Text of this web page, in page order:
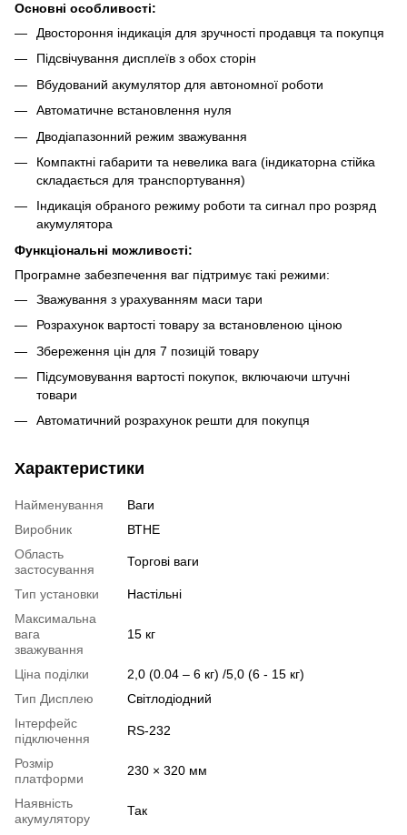
Основні особливості:
Двостороння індикація для зручності продавця та покупця
Підсвічування дисплеїв з обох сторін
Вбудований акумулятор для автономної роботи
Автоматичне встановлення нуля
Дводіапазонний режим зважування
Компактні габарити та невелика вага (індикаторна стійка
складається для транспортування)
Індикація обраного режиму роботи та сигнал про розряд
акумулятора
Функціональні можливості:
Програмне забезпечення ваг підтримує такі режими:
Зважування з урахуванням маси тари
Розрахунок вартості товару за встановленою ціною
Збереження цін для 7 позицій товару
Підсумовування вартості покупок, включаючи штучні
товари
Автоматичний розрахунок решти для покупця
Характеристики
Найменування
Ваги
Виробник
ВТНЕ
Область
застосування
Торгові ваги
Тип установки
Настільні
Максимальна
вага
зважування
15 кг
Ціна поділки
2,0 (0.04 – 6 кг) /5,0 (6 - 15 кг)
Тип Дисплею
Світлодіодний
Інтерфейс
підключення
RS-232
Розмір
платформи
230 × 320 мм
Наявність
акумулятору
Так